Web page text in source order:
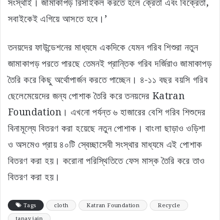
সবাইকেই এগিয়ে আসতে হবে।’
তনয়দের ফাউন্ডেশনের মাধ্যমে একদিকে যেমন গরিব শিশুরা নতুন
জামাকাপড় পরতে পারছে তেমনই প্রান্তিক গরিব দর্জিরাও জামাকাপড়
তৈরি করে কিছু অর্থোপার্জন করতে পাচ্ছেন। ৪-১১ বছর বয়সি গরিব
ছেলেমেয়েদের জন্য পোশাক তৈরি করে তনয়দের Katran
Foundation। এখনো পর্যন্ত ৬ হাজারের বেশি গরিব শিশুদের
বিনামূল্যে বিতরণ করা হয়েছে নতুন পোশাক। বাংলা ছাড়াও ওড়িশা
ও অসমেও প্রায় ৪০টি স্বেচ্ছাসেবী সংস্থার মাধ্যমে এই পোশাক
বিতরণ করা হয়। করোনা পরিস্থিতিতে ফেস মাস্ক তৈরি করে তাও
বিতরণ করা হয়।
Tags cloth Katran Foundation
Recycle
tanay jain